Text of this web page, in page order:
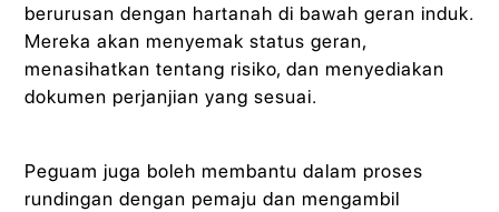
berurusan dengan hartanah di bawah geran induk.
Mereka akan menyemak status geran,
menasihatkan tentang risiko, dan menyediakan
dokumen perjanjian yang sesuai.
Peguam juga boleh membantu dalam proses
rundingan dengan pemaju dan mengambil